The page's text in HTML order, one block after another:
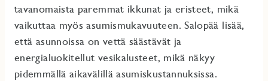
tavanomaista paremmat ikkunat ja eristeet, mikä
vaikuttaa myös asumismukavuuteen. Salopää lisää,
että asunnoissa on vettä säästävät ja
energialuokitellut vesikalusteet, mikä näkyy
pidemmällä aikavälillä asumiskustannuksissa.